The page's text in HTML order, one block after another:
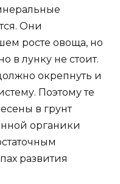
Они
росте овоща, но
в лунку не стоит.
окрепнуть и
Поэтому те
в грунт
органики
развития